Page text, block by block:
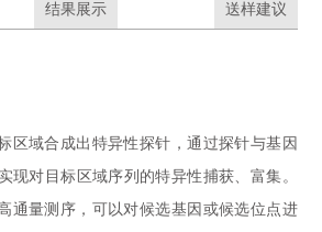
结果展示 送样建议
区域合成出特异性探针，通过探针与基因
现对目标区域序列的特异性捕获、富集。
通量测序，可以对候选基因或候选位点进